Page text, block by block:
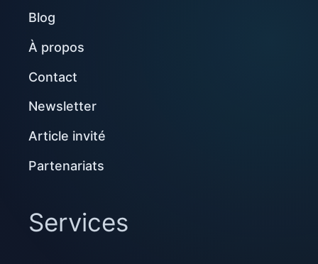
Blog
À propos
Contact
Newsletter
Article invité
Partenariats
Services